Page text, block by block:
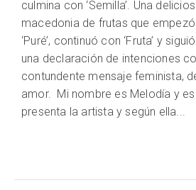
culmina con ‘Semilla’. Una
macedonia de frutas que
‘Puré’, continuó con ‘Fruta’ y
una declaración de intenciones
contundente mensaje feminista,
amor. Mi nombre es Melodía y
presenta la artista y según ella...